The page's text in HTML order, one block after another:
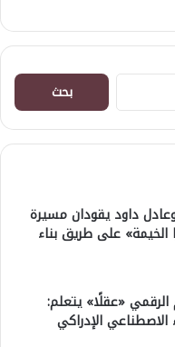
البحث
عن:
داود يقودان مسيرة
الخيمة» على طريق بناء
«عقلًا» يتعلم:
الاصطناعي الإدراكي